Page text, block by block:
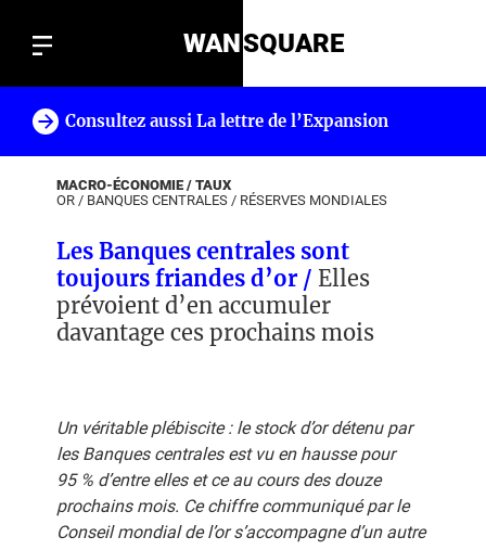
WANSQUARE
Consultez aussi La lettre de l’Expansion
MACRO-ÉCONOMIE / TAUX
OR / BANQUES CENTRALES / RÉSERVES MONDIALES
Les Banques centrales sont
toujours friandes d’or / Elles
prévoient d’en accumuler
davantage ces prochains mois
Un véritable plébiscite : le stock d’or détenu par
les Banques centrales est vu en hausse pour
95 % d’entre elles et ce au cours des douze
prochains mois. Ce chiffre communiqué par le
Conseil mondial de l’or s’accompagne d’un autre